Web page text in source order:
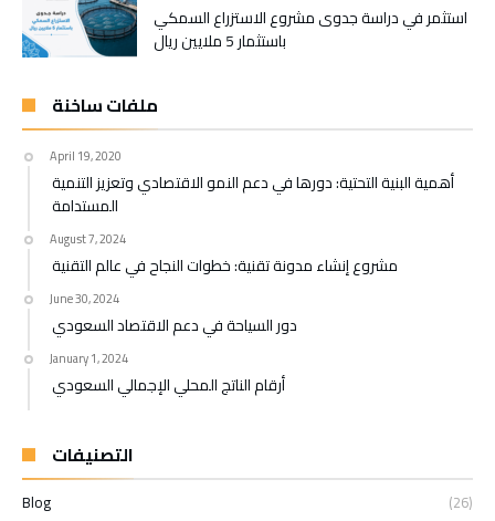
استثمر في دراسة جدوى مشروع الاستزراع السمكي
باستثمار 5 ملايين ريال
ملفات ساخنة
April 19, 2020
أهمية البنية التحتية: دورها في دعم النمو الاقتصادي وتعزيز التنمية
المستدامة
August 7, 2024
مشروع إنشاء مدونة تقنية: خطوات النجاح في عالم التقنية
June 30, 2024
دور السياحة في دعم الاقتصاد السعودي
January 1, 2024
أرقام الناتج المحلي الإجمالي السعودي
التصنيفات
Blog
(26)